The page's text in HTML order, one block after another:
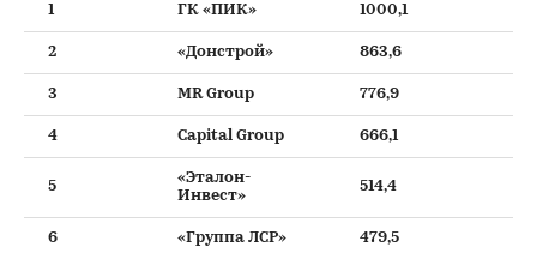
1 ГК «ПИК» 1000,1
2 «Донстрой» 863,6
3 MR Group 776,9
4 Capital Group 666,1
5
«Эталон-
Инвест»
514,4
6 «Группа ЛСР» 479,5